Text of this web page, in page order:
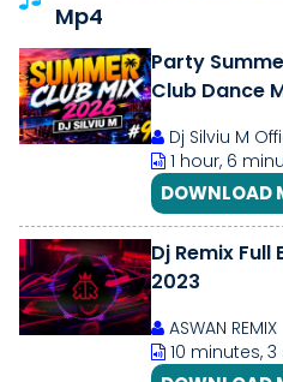
Mp4
Party
Club Dance
MEGAMIX
Dj Silviu M
1 hour, 6
DOWNLOAD
Dj Remix
2023
ASWAN REMIX
10 minutes,